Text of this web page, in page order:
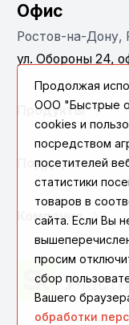
Офис
Ростов-на-Дону,
ул. Обороны 24,
Продукты
Поддержка
Компания
Продолжая
ООО "Быстрые
cookies и
посредством
посетителей
статистики
товаров в
сайта. Если Вы
просим
сбор
Вашего
обработки